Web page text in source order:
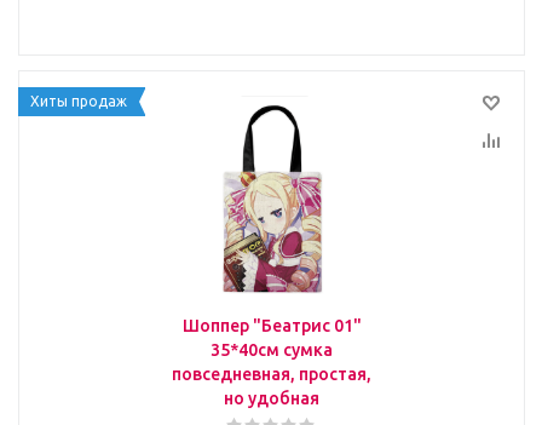
Хиты продаж
Шоппер "Беатрис 01"
35*40см сумка
повседневная, простая,
но удобная